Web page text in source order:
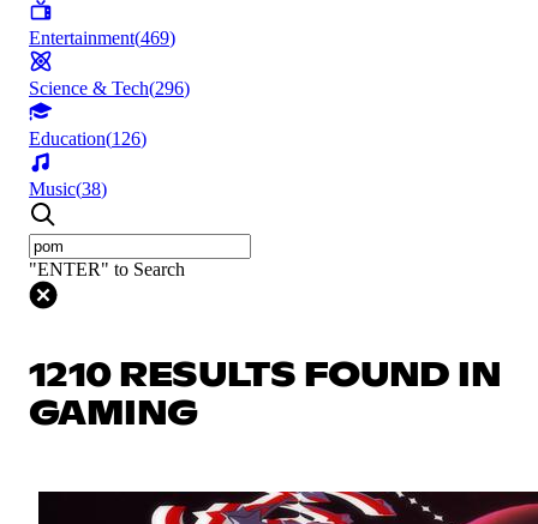
Entertainment(469)
Science & Tech(296)
Education(126)
Music(38)
"ENTER" to Search
1210 RESULTS FOUND IN
GAMING